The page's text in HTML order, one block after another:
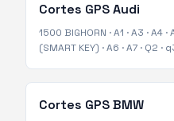
Cortes GPSAudi
1500 BIGHORN ·A1 ·A3 ·A4 ·
(SMART KEY) ·A6 ·A7 · Q2 ·
Cortes GPSBMW